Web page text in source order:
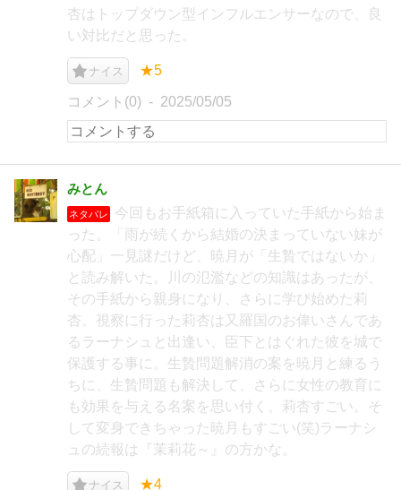
杏はトップダウン型インフルエンサーなので、良
い対比だと思った。
ナイス ★5
コメント(0) 2025/05/05
みとん
ネタバレ
今回もお手紙箱に入っていた手紙から始ま
った。「雨が続くから結婚の決まっていない妹が
心配」一見謎だけど、暁月が「生贄ではないか」
と読み解いた。川の氾濫などの知識はあったが、
その手紙から親身になり、さらに学び始めた莉
杏。視察に行った莉杏は又羅国のお偉いさんであ
るラーナシュと出逢い、臣下とはぐれた彼を城で
保護する事に。生贄問題解消の案を暁月と練るう
ちに、生贄問題も解決して、さらに女性の教育に
も効果を与える名案を思い付く。莉杏すごい。そ
して変身できちゃった暁月もすごい(笑)ラーナシ
ュの続報は『茉莉花～』の方かな。
ナイス ★4